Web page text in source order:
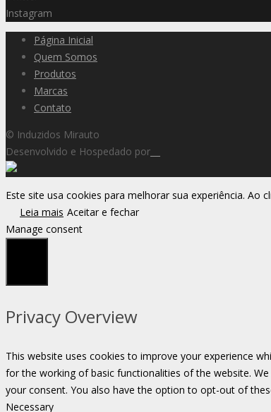
Instagram
Página Inicial
Quem Somos
Produtos
Marcas
Contato
© Induzidos Mirauto
Desenvolvido e Hospedado por
Este site usa cookies para melhorar sua experiência. Ao
Leia mais Aceitar e fechar
Manage consent
Privacy Overview
This website uses cookies to improve your experience
for the working of basic functionalities of the website.
your consent. You also have the option to opt-out of
Necessary